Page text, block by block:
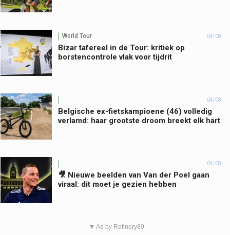
World Tour 04/08
Bizar tafereel in de Tour: kritiek op
borstencontrole vlak voor tijdrit
04/08
Belgische ex-fietskampioene (46) volledig
verlamd: haar grootste droom breekt elk hart
04/08
🎥 Nieuwe beelden van Van der Poel gaan
viraal: dit moet je gezien hebben
▼ Ad by Refinery89